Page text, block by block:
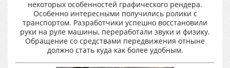
некоторых особенностей графического рендера.
Особенно интересными получились ролики с
транспортом. Разработчики успешно восстановили
руки на руле машины, переработали звуки и физику.
Обращение со средствами передвижения отныне
должно стать куда как более удобным.